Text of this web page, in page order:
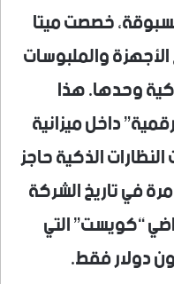
خصصت ميتا
والملبوسات
الذكية وحدها. هذا
داخل ميزانية
النظارات الذكية حاجز
مرة في تاريخ الشركة
“كويست” التي